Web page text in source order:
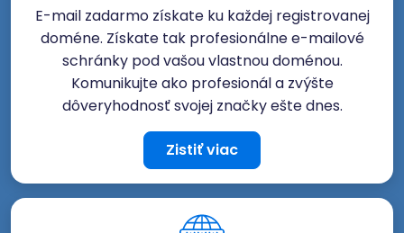
E-mail zadarmo získate ku každej registrovanej
doméne. Získate tak profesionálne e-mailové
schránky pod vašou vlastnou doménou.
Komunikujte ako profesionál a zvýšte
dôveryhodnosť svojej značky ešte dnes.
Zistiť viac